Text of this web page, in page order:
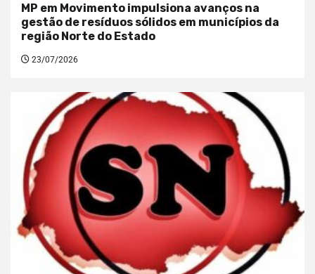
MP em Movimento impulsiona avanços na
gestão de resíduos sólidos em municípios da
região Norte do Estado
23/07/2026